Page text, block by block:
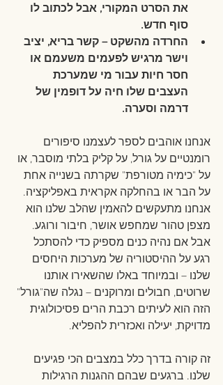
את הסרט המקורי, אבל לכתוב לו
סוף חדש.
החרדה מהשקט – קשר בריא, יציב
וישר מרגיש לפעמים משעמם או
חסר חיות עבור מי שמערכת
העצבים שלו חיה על דופמין של
דרמה וסערה.
אנחנו אוהבים לספר לעצמנו סיפורים
רומנטיים על גורל, על קליק בלתי מוסבר, או
על "כימיה מטורפת" שקרתה בשנייה אחת
על הבר או בהחלקה אקראית באפליקציה.
אנחנו מתעקשים להאמין שהלב שלנו הוא
מצפן טהור שמחפש אושר, חיבור ורוגע.
אבל אם נהיה כנים מספיק כדי להסתכל
רגע על ההיסטוריה של מערכות היחסים
שלנו – ובמיוחד באלו שהשאירו אותנו
שרוטים, חבולים ומרוקנים – נגלה שה"גורל"
הזה הוא לעיתים רכבת הרים פסיכולוגית
מדויקת, יעילה ואכזרית להפליא.
זה קורה בדרך כלל במצבים הכי פגיעים
שלנו. ברגעים שבהם ההגנות הרגילות